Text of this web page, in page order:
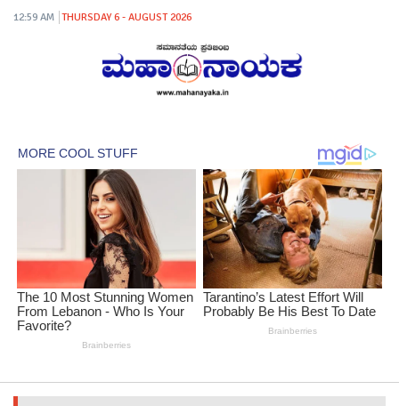
12:59 AM THURSDAY 6 - AUGUST 2026